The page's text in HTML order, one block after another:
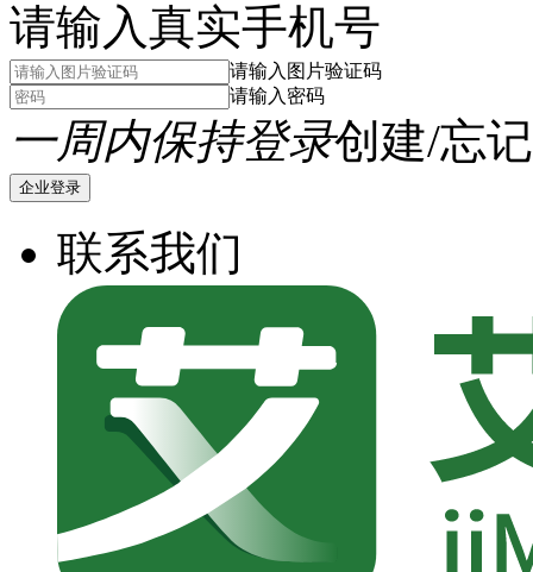
请输入真实手机号
请输入图片验证码
请输入密码
一周内保持登录创建/忘
企业登录
联系我们